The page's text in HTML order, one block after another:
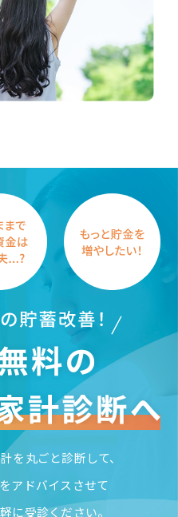
を丸ごと診断して、
アドバイスさせて
に受診ください。